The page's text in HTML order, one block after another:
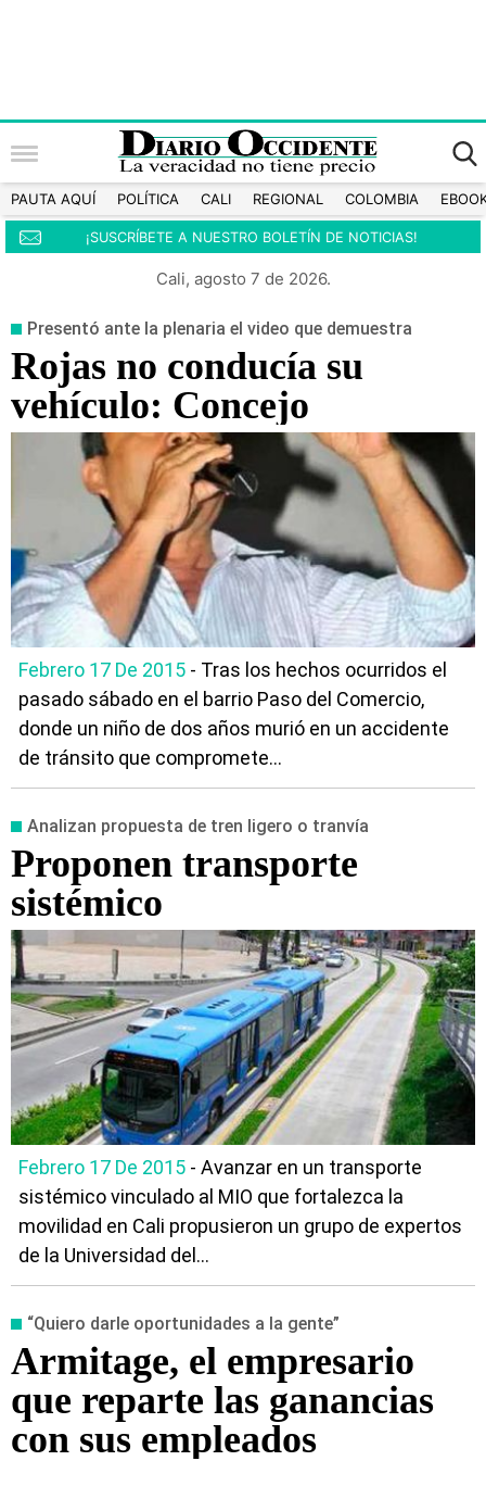
PAUTA AQUÍ POLÍTICA CALI REGIONAL COLOMBIA
¡SUSCRÍBETE A NUESTRO BOLETÍN DE NOTICIAS!
Cali, agosto 7 de 2026.
Presentó ante la plenaria el video que demuestra
Rojas no conducía su
vehículo: Concejo
Febrero 17 De 2015 - Tras los hechos ocurridos el
pasado sábado en el barrio Paso del Comercio,
donde un niño de dos años murió en un accidente
de tránsito que compromete...
Analizan propuesta de tren ligero o tranvía
Proponen transporte
sistémico
Febrero 17 De 2015 - Avanzar en un transporte
sistémico vinculado al MIO que fortalezca la
movilidad en Cali propusieron un grupo de expertos
de la Universidad del...
“Quiero darle oportunidades a la gente”
Armitage, el empresario
que reparte las ganancias
con sus empleados